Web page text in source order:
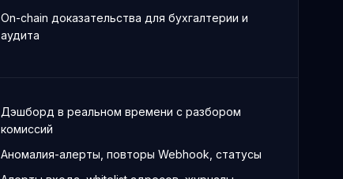
On-chain доказательства для бухгалтерии и
аудита
Дэшборд в реальном времени с разбором
комиссий
Аномалия-алерты, повторы Webhook, статусы